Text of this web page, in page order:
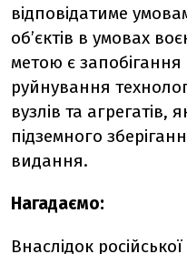
відповідатиме
об’єктів в умовах
метою є
руйнування
вузлів та агрегатів,
підземного
видання.
Нагадаємо:
Внаслідок